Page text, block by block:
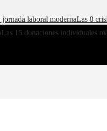
laboral modernaLas 8
Las 15 donaciones individuales